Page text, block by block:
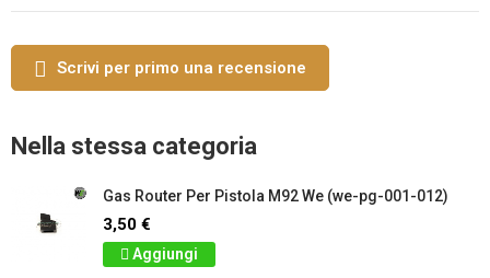
Scrivi per primo una recensione
Nella stessa categoria
Gas Router Per Pistola M92 We (we-pg-001-012)
3,50 €
Aggiungi